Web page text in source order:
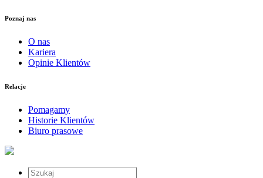
Poznaj nas
O nas
Kariera
Opinie Klientów
Relacje
Pomagamy
Historie Klientów
Biuro prasowe